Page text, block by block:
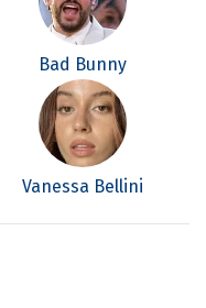
Bad Bunny
Vanessa Bellini